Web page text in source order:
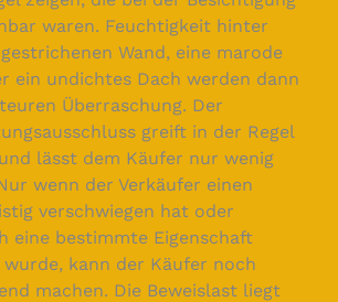
waren. Feuchtigkeit hinter
Wand, eine marode
ein undichtes Dach werden dann
Überraschung. Der
greift in der Regel
lässt dem Käufer nur wenig
wenn der Verkäufer einen
verschwiegen hat oder
eine bestimmte Eigenschaft
kann der Käufer noch
machen. Die Beweislast liegt